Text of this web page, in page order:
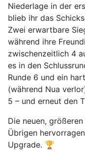
Niederlage in der
blieb ihr das
Zwei erwartbare
während ihre
zwischenzeitlich 4
es in den
Runde 6 und ein
(während Nua
5 – und erneut den
Die neuen,
Übrigen
Upgrade. 🏆